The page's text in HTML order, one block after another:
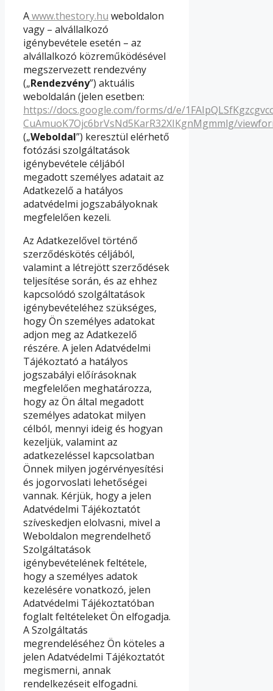
Awww.thestory.hu weboldalon
vagy – alvállalkozó
igénybevétele esetén – az
alvállalkozó közreműködésével
megszervezett rendezvény
(„Rendezvény”) aktuális
weboldalán (jelen esetben:
https://docs.google.com/forms/d/e/
CuAmuoK7Ojc6brVsNd5KarR32XIKgnMgmmlg/
(„Weboldal”) keresztül elérhető
fotózási szolgáltatások
igénybevétele céljából
megadott személyes adatait az
Adatkezelő a hatályos
adatvédelmi jogszabályoknak
megfelelően kezeli.
Az Adatkezelővel történő
szerződéskötés céljából,
valamint a létrejött szerződések
teljesítése során, és az ehhez
kapcsolódó szolgáltatások
igénybevételéhez szükséges,
hogy Ön személyes adatokat
adjon meg az Adatkezelő
részére. A jelen Adatvédelmi
Tájékoztató a hatályos
jogszabályi előírásoknak
megfelelően meghatározza,
hogy az Ön által megadott
személyes adatokat milyen
célból, mennyi ideig és hogyan
kezeljük, valamint az
adatkezeléssel kapcsolatban
Önnek milyen jogérvényesítési
és jogorvoslati lehetőségei
vannak. Kérjük, hogy a jelen
Adatvédelmi Tájékoztatót
szíveskedjen elolvasni, mivel a
Weboldalon megrendelhető
Szolgáltatások
igénybevételének feltétele,
hogy a személyes adatok
kezelésére vonatkozó, jelen
Adatvédelmi Tájékoztatóban
foglalt feltételeket Ön elfogadja.
A Szolgáltatás
megrendeléséhez Ön köteles a
jelen Adatvédelmi Tájékoztatót
megismerni, annak
rendelkezéseit elfogadni.